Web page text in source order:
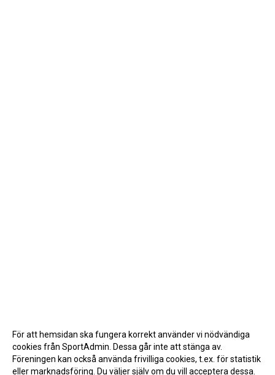
För att hemsidan ska fungera korrekt använder vi nödvändiga
cookies från SportAdmin. Dessa går inte att stänga av.
Föreningen kan också använda frivilliga cookies, t.ex. för statistik
eller marknadsföring. Du väljer själv om du vill acceptera dessa.